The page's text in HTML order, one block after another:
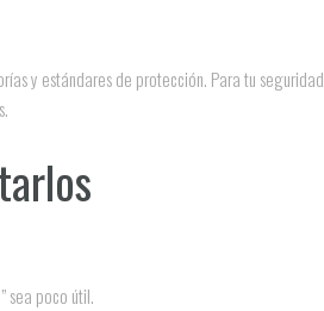
y estándares de protección. Para tu seguridad
sea poco útil.